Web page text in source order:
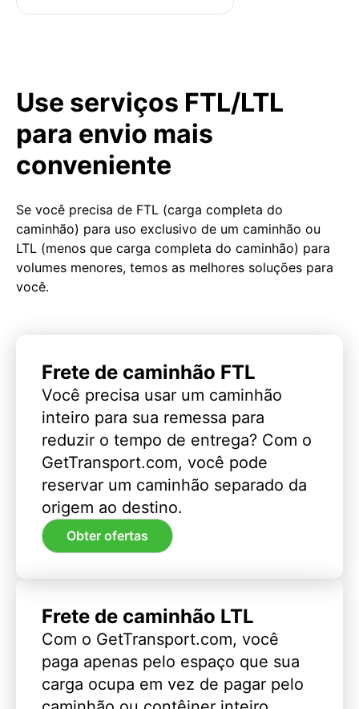
Use serviços FTL/LTL
para envio mais
conveniente
Se você precisa de FTL (carga completa do
caminhão) para uso exclusivo de um caminhão ou
LTL (menos que carga completa do caminhão) para
volumes menores, temos as melhores soluções para
você.
Frete de caminhão FTL
Você precisa usar um caminhão
inteiro para sua remessa para
reduzir o tempo de entrega? Com o
GetTransport.com, você pode
reservar um caminhão separado da
origem ao destino.
Obter ofertas
Frete de caminhão LTL
Com o GetTransport.com, você
paga apenas pelo espaço que sua
carga ocupa em vez de pagar pelo